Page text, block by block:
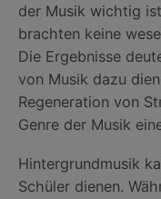
der Musik wichtig
brachten keine
Die Ergebnisse
von Musik dazu
Regeneration von
Genre der Musik
Hintergrundmusik
Schüler dienen.